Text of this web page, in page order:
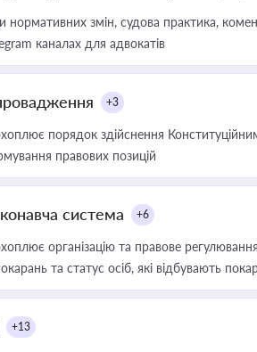
нормативних змін, судова практика,
каналах для адвокатів
+3
порядок здійснення
правових позицій
система +6
організацію та правове
та статус осіб, які відбувають
+13